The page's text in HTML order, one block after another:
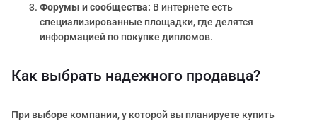
Форумы и сообщества: В интернете есть
специализированные площадки, где делятся
информацией по покупке дипломов.
Как выбрать надежного продавца?
При выборе компании, у которой вы планируете купить